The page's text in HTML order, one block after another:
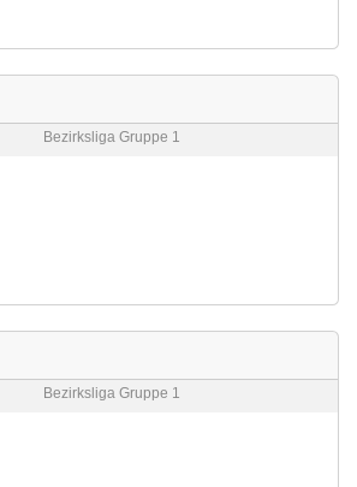
Bezirksliga Gruppe 1
Bezirksliga Gruppe 1